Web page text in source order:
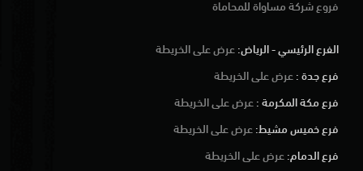
فروع شركة مساواة للمحاماة
الفرع الرئيسي - الرياض: عرض على الخريطة
فرع جدة : عرض على الخريطة
فرع مكة المكرمة : عرض على الخريطة
فرع خميس مشيط: عرض على الخريطة
فرع الدمام: عرض على الخريطة